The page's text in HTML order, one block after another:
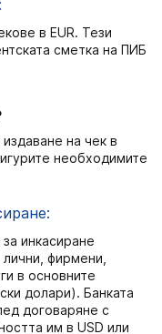
в EUR. Тези
сметка на ПИБ
на чек в
необходимите
инкасиране
фирмени,
в основните
долари). Банката
договаряне с
им в USD или